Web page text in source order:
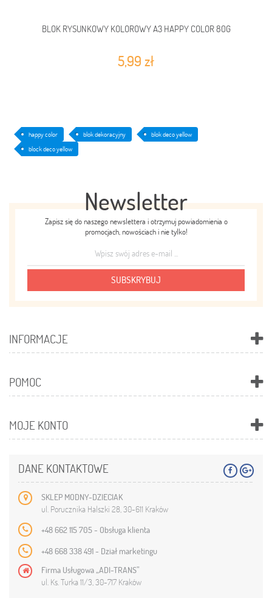
BLOK RYSUNKOWY KOLOROWY A3 HAPPY COLOR 80G
5,99 zł
happy color blok dekoracyjny
blok deco yellow
block deco yellow
Newsletter
Zapisz się do naszego newslettera i otrzymuj powiadomienia o
promocjach, nowościach i nie tylko!
SUBSKRYBUJ
INFORMACJE
POMOC
MOJE KONTO
DANE KONTAKTOWE
SKLEP MODNY-DZIECIAK
ul. Porucznika Halszki 28, 30-611 Kraków
+48 662 115 705 - Obsługa klienta
+48 668 338 491 - Dział marketingu
Firma Usługowa „ADI-TRANS”
ul. Ks. Turka 11/3, 30-717 Kraków